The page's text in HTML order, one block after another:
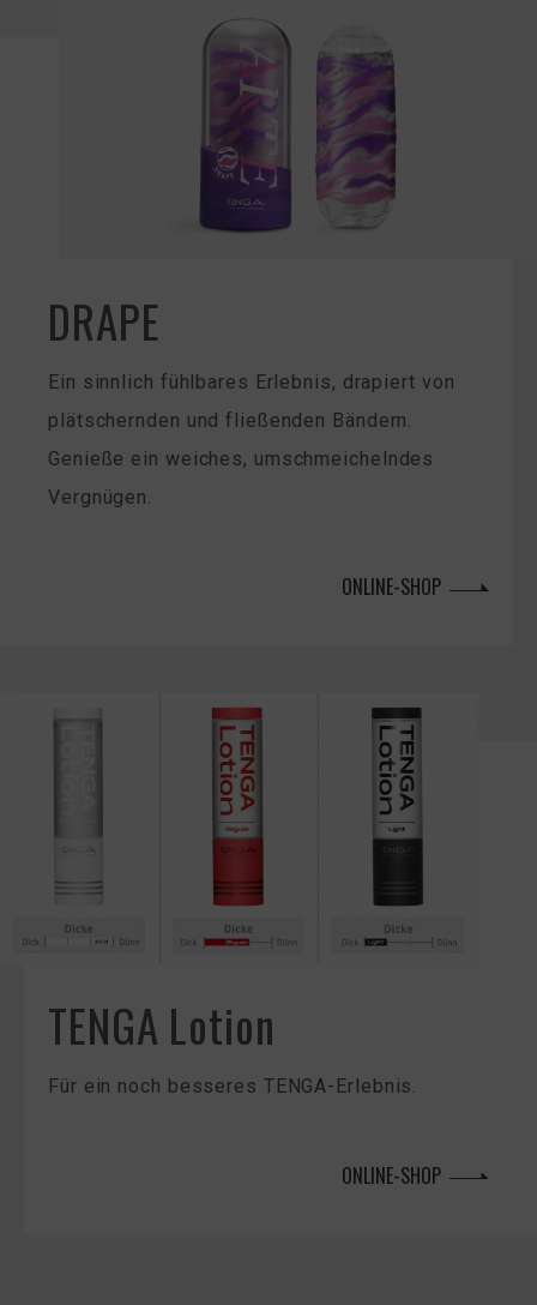
DRAPE
Ein sinnlich fühlbares Erlebnis, drapiert von
plätschernden und fließenden Bändern.
Genieße ein weiches, umschmeichelndes
Vergnügen.
ONLINE-SHOP
TENGA Lotion
Für ein noch besseres TENGA-Erlebnis.
ONLINE-SHOP